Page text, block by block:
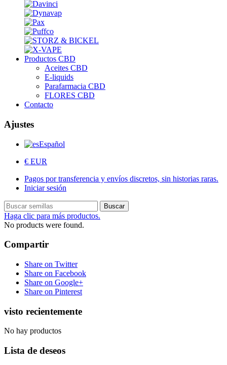
Productos CBD
Aceites CBD
E-liquids
Parafarmacia CBD
FLORES CBD
Contacto
Ajustes
Español
€ EUR
Pagos por transferencia y envíos discretos, sin historias raras.
Iniciar sesión
Buscar
Haga clic para más productos.
No products were found.
Compartir
Share on Twitter
Share on Facebook
Share on Google+
Share on Pinterest
visto recientemente
No hay productos
Lista de deseos